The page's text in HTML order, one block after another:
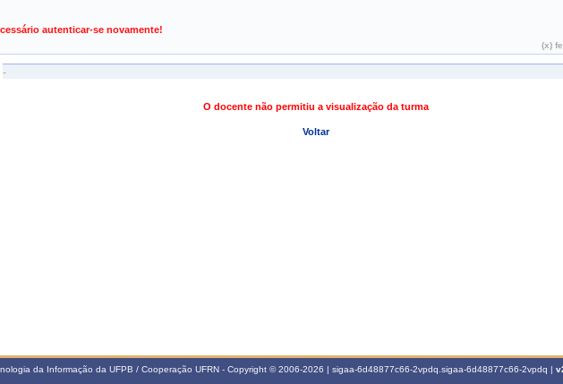
autenticar-se novamente!
(x)
-
O docente não permitiu a visualização da turma
Voltar
da Informação da UFPB / Cooperação UFRN - Copyright © 2006-2026 | sigaa-6d48877c66-2vpdq.sigaa-6d48877c66-2vpdq |